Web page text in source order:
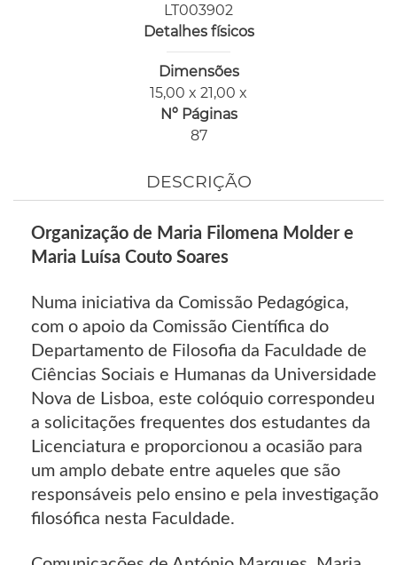
LT003902
Detalhes físicos
Dimensões
15,00 x 21,00 x
Nº Páginas
87
DESCRIÇÃO
Organização de Maria Filomena Molder e
Maria Luísa Couto Soares
Numa iniciativa da Comissão Pedagógica,
com o apoio da Comissão Científica do
Departamento de Filosofia da Faculdade de
Ciências Sociais e Humanas da Universidade
Nova de Lisboa, este colóquio correspondeu
a solicitações frequentes dos estudantes da
Licenciatura e proporcionou a ocasião para
um amplo debate entre aqueles que são
responsáveis pelo ensino e pela investigação
filosófica nesta Faculdade.